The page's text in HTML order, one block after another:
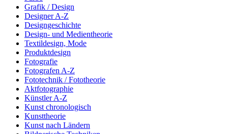
Grafik / Design
Designer A-Z
Designgeschichte
Design- und Medientheorie
Textildesign, Mode
Produktdesign
Fotografie
Fotografen A-Z
Fototechnik / Fototheorie
Aktfotographie
Künstler A-Z
Kunst chronologisch
Kunsttheorie
Kunst nach Ländern